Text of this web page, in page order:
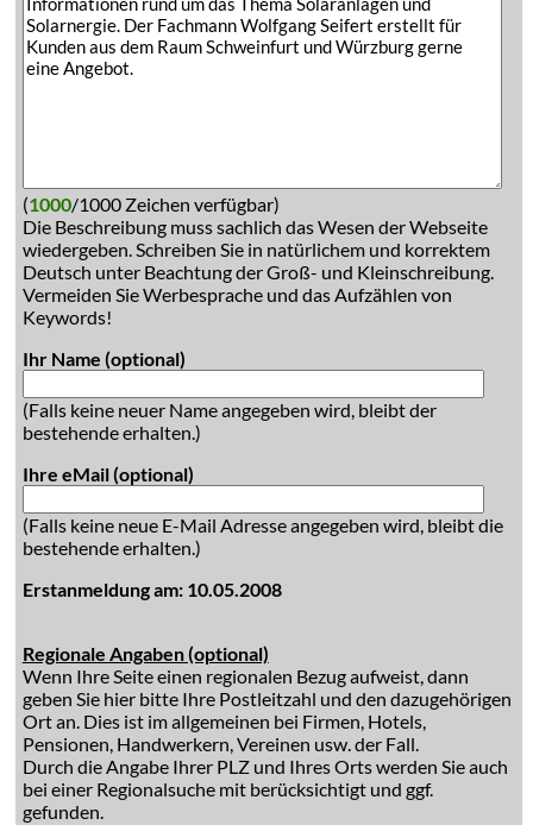
(1000/1000 Zeichen verfügbar)
Die Beschreibung muss sachlich das Wesen der Webseite
wiedergeben. Schreiben Sie in natürlichem und korrektem
Deutsch unter Beachtung der Groß- und Kleinschreibung.
Vermeiden Sie Werbesprache und das Aufzählen von
Keywords!
Ihr Name (optional)
(Falls keine neuer Name angegeben wird, bleibt der
bestehende erhalten.)
Ihre eMail (optional)
(Falls keine neue E-Mail Adresse angegeben wird, bleibt die
bestehende erhalten.)
Erstanmeldung am: 10.05.2008
Regionale Angaben (optional)
Wenn Ihre Seite einen regionalen Bezug aufweist, dann
geben Sie hier bitte Ihre Postleitzahl und den dazugehörigen
Ort an. Dies ist im allgemeinen bei Firmen, Hotels,
Pensionen, Handwerkern, Vereinen usw. der Fall.
Durch die Angabe Ihrer PLZ und Ihres Orts werden Sie auch
bei einer Regionalsuche mit berücksichtigt und ggf.
gefunden.